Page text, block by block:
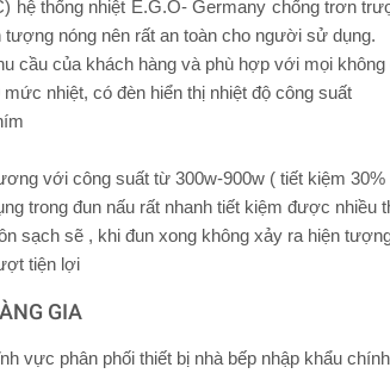
hệ thống nhiệt E.G.O- Germany chống trơn
nóng nên rất an toàn cho người sử dụng.
cầu của khách hàng và phù hợp với mọi không
nhiệt, có đèn hiển thị nhiệt độ công suất
với công suất từ 300w-900w ( tiết kiệm 30%
trong đun nấu rất nhanh tiết kiệm được nhiều
sạch sẽ , khi đun xong không xảy ra hiện
tiện lợi
GIA
vực phân phối thiết bị nhà bếp nhập khẩu